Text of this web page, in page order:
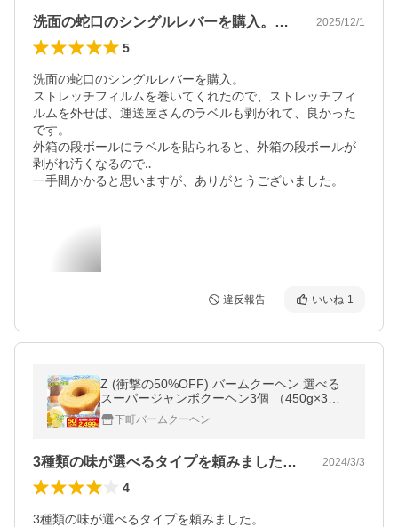
洗面の蛇口のシングルレバーを購入。スト… 2025/12/1
5
洗面の蛇口のシングルレバーを購入。
ストレッチフィルムを巻いてくれたので、ストレッチフィ
ルムを外せば、運送屋さんのラベルも剥がれて、良かった
です。
外箱の段ボールにラベルを貼られると、外箱の段ボールが
剥がれ汚くなるので‥
一手間かかると思いますが、ありがとうございました。
違反報告 いいね 1
Z (衝撃の50%OFF) バームクーヘン 選べる
スーパージャンボクーヘン3個 （450g×3）
スイーツ 訳あり 送料無料 ポイント利用 B 爆
買下町バームクーヘン
3種類の味が選べるタイプを頼みました。… 2024/3/3
4
3種類の味が選べるタイプを頼みました。